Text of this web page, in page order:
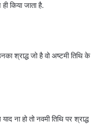
किया जाता है.
श्राद्ध जो है वो अष्टमी तिथि के
ना हो तो नवमी तिथि पर श्राद्ध